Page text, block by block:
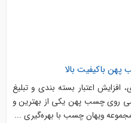
باکیفیت بالا
افزایش اعتبار بسته‌ بندی و تبلیغ
روی چسب پهن یکی از بهترین و
ویهان چسب با بهره‌گیری ...